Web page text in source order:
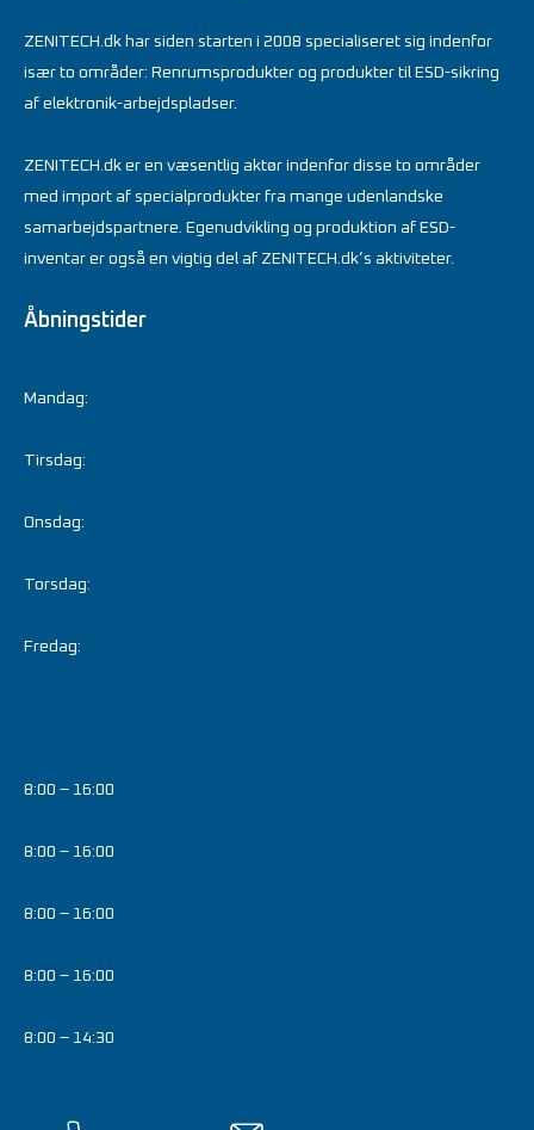
ZENITECH.dk har siden starten i 2008 specialiseret sig indenfor
især to områder: Renrumsprodukter og produkter til ESD-sikring
af elektronik-arbejdspladser.
ZENITECH.dk er en væsentlig aktør indenfor disse to områder
med import af specialprodukter fra mange udenlandske
samarbejdspartnere. Egenudvikling og produktion af ESD-
inventar er også en vigtig del af ZENITECH.dk’s aktiviteter.
Åbningstider
Mandag:
Tirsdag:
Onsdag:
Torsdag:
Fredag:
8:00 – 16:00
8:00 – 16:00
8:00 – 16:00
8:00 – 16:00
8:00 – 14:30